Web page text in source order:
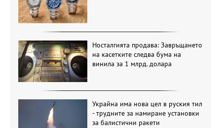
Носталгията продава: Завръщането
на касетките следва бума на
винила за 1 млрд. долара
Украйна има нова цел в руския тил
- трудните за намиране установки
за балистични ракети